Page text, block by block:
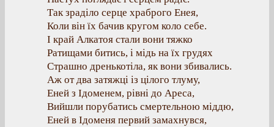
Так зраділо серце храброго Енея,
Коли він їх бачив кругом коло себе.
І край Алкатоя стали вони тяжко
Ратищами битись, і мідь на їх грудях
Страшно дренькотіла, як вони збивались.
Аж от два затяжці із цілого тлуму,
Еней з Ідоменем, рівні до Ареса,
Вийшли порубатись смертельною міддю,
Еней в Ідоменя первий замахнувся,